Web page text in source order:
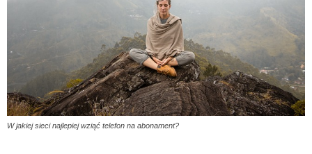
W jakiej sieci najlepiej wziąć telefon na abonament?